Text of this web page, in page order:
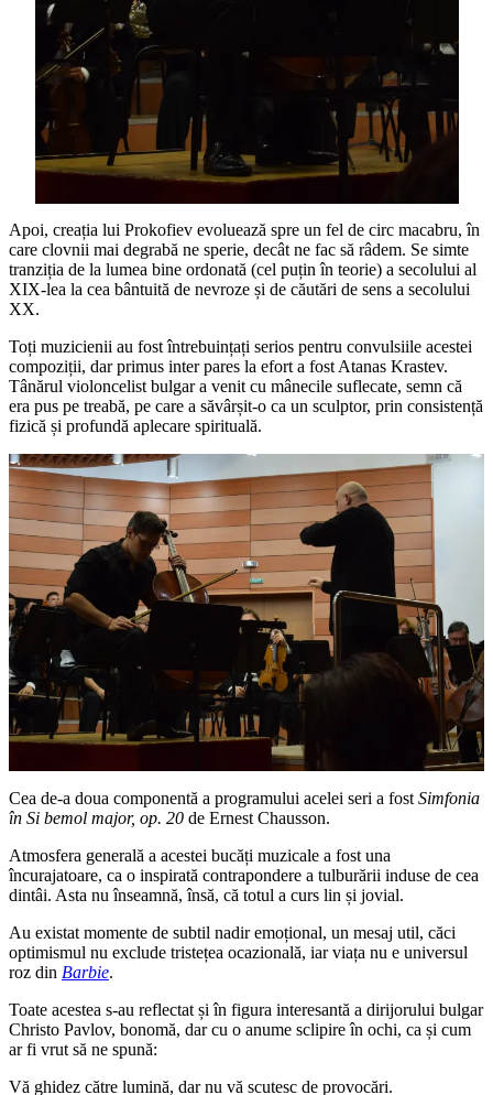
Apoi, creația lui Prokofiev evoluează spre un fel de circ macabru, în
care clovnii mai degrabă ne sperie, decât ne fac să râdem. Se simte
tranziția de la lumea bine ordonată (cel puțin în teorie) a secolului al
XIX-lea la cea bântuită de nevroze și de căutări de sens a secolului
XX.
Toți muzicienii au fost întrebuințați serios pentru convulsiile acestei
compoziții, dar primus inter pares la efort a fost Atanas Krastev.
Tânărul violoncelist bulgar a venit cu mânecile suflecate, semn că
era pus pe treabă, pe care a săvârșit-o ca un sculptor, prin consistență
fizică și profundă aplecare spirituală.
Cea de-a doua componentă a programului acelei seri a fost Simfonia
în Si bemol major, op. 20 de Ernest Chausson.
Atmosfera generală a acestei bucăți muzicale a fost una
încurajatoare, ca o inspirată contrapondere a tulburării induse de cea
dintâi. Asta nu înseamnă, însă, că totul a curs lin și jovial.
Au existat momente de subtil nadir emoțional, un mesaj util, căci
optimismul nu exclude tristețea ocazională, iar viața nu e universul
roz din Barbie.
Toate acestea s-au reflectat și în figura interesantă a dirijorului bulgar
Christo Pavlov, bonomă, dar cu o anume sclipire în ochi, ca și cum
ar fi vrut să ne spună:
Vă ghidez către lumină, dar nu vă scutesc de provocări.